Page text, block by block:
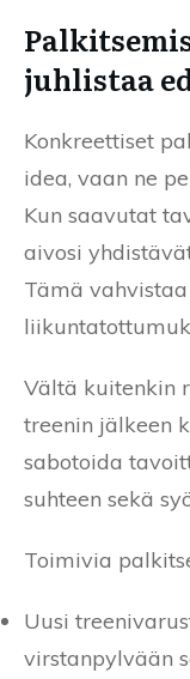
juhlistaa
Konkreettiset
idea, vaan ne
Kun saavutat
aivosi
Tämä
Vältä kuitenkin
treenin jälkeen
sabotoida
suhteen sekä
Toimivia
Uusi
virstanpylvään